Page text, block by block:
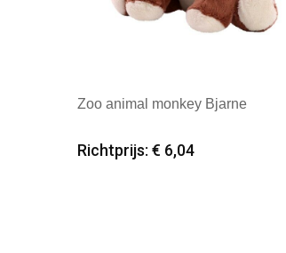
Zoo animal monkey Bjarne
Richtprijs: € 6,04